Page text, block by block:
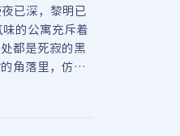
已深，黎明已
的公寓充斥着
都是死寂的黑
角落里，仿佛